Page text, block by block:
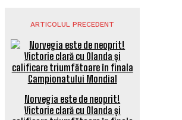
ARTICOLUL PRECEDENT
Norvegia este de neoprit!
Victorie clară cu Olanda și